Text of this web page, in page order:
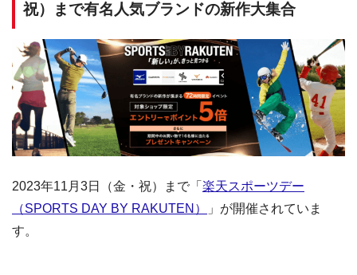
祝）まで有名人気ブランドの新作大集合
2023年11月3日（金・祝）まで「 楽天スポーツデー
（SPORTS DAY BY RAKUTEN）
」が開催されていま
す。